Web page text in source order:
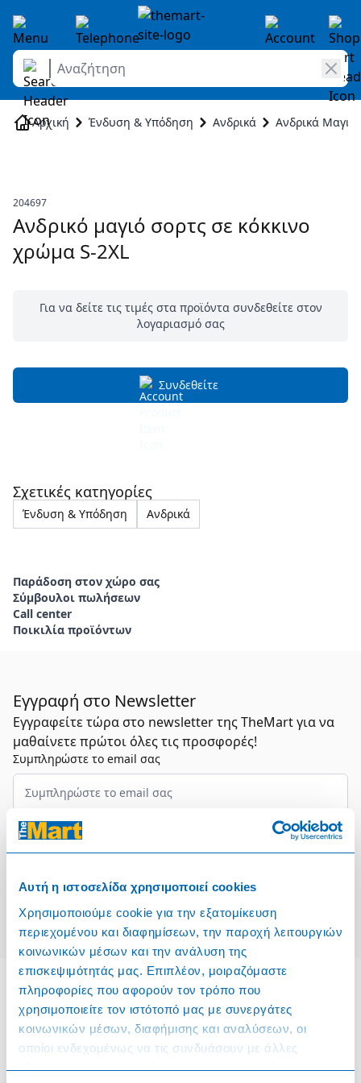
Αυτή η ιστοσελίδα χρησιμοποιεί cookies
Χρησιμοποιούμε cookie για την εξατομίκευση
περιεχομένου και διαφημίσεων, την παροχή λειτουργιών
κοινωνικών μέσων και την ανάλυση της
επισκεψιμότητάς μας. Επιπλέον, μοιραζόμαστε
πληροφορίες που αφορούν τον τρόπο που
χρησιμοποιείτε τον ιστότοπό μας με συνεργάτες
κοινωνικών μέσων, διαφήμισης και αναλύσεων, οι
οποίοι ενδεχομένως να τις συνδυάσουν με άλλες
πληροφορίες που τους έχετε παραχωρήσει ή τις οποίες
Skip to Content
Αναζήτηση
Αρχική Ένδυση & Υπόδηση Ανδρικά Ανδρικά Μαγιό
204697
Ανδρικό μαγιό σορτς σε κόκκινο
χρώμα S-2XL
Για να δείτε τις τιμές στα προϊόντα συνδεθείτε στον
λογαριασμό σας
Συνδεθείτε
Σχετικές κατηγορίες
Ένδυση & Υπόδηση Ανδρικά
Παράδοση στον χώρο σας
Σύμβουλοι πωλήσεων
Call center
Ποικιλία προϊόντων
Εγγραφή στο Newsletter
Εγγραφείτε τώρα στο newsletter της TheMart για να
μαθαίνετε πρώτοι όλες τις προσφορές!
Συμπληρώστε το email σας
Επιλέξτε τον τομέα σας
Πληροφορίες
Όροι & Προϋποθέσεις